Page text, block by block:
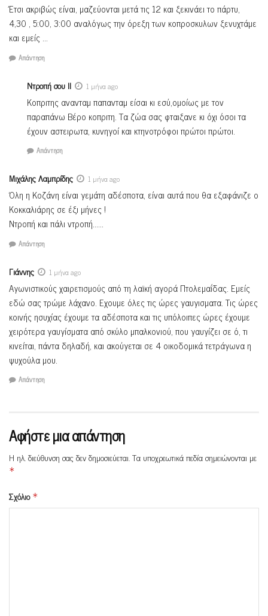
Έτσι ακριβώς είναι, μαζεύονται μετά τις 12 και ξεκινάει το πάρτυ,
4,30 , 5:00, 3:00 αναλόγως την όρεξη των κοπροσκυλων ξενυχτάμε
και εμείς …
Απάντηση
Ντροπή σου ΙΙ 1 μήνα ago
Κοπριτης ανανταμ παπανταμ είσαι κι εσύ,ομοίως με τον
παραπάνω Βέρο κοπριτη. Τα ζώα σας φταιξανε κι όχι όσοι τα
έχουν αστειρωτα, κυνηγοί και κτηνοτρόφοι πρώτοι πρώτοι.
Απάντηση
Μιχάλης Λαμπρίδης 1 μήνα ago
Όλη η Κοζάνη είναι γεμάτη αδέσποτα, είναι αυτά που θα εξαφάνιζε ο
Κοκκαλιάρης σε έξι μήνες !
Ντροπή και πάλι ντροπή……
Απάντηση
Γιάννης 1 μήνα ago
Αγωνιστικούς χαιρετισμούς από τη λαϊκή αγορά Πτολεμαΐδας. Εμείς
εδώ σας τρώμε λάχανο. Εχουμε όλες τις ώρες γαυγισματα. Τις ώρες
κοινής ησυχίας έχουμε τα αδέσποτα και τις υπόλοιπες ώρες έχουμε
χειρότερα γαυγίσματα από σκύλο μπαλκονιού, που γαυγίζει σε ό, τι
κινείται, πάντα δηλαδή, και ακούγεται σε 4 οικοδομικά τετράγωνα η
ψυχούλα μου.
Απάντηση
Αφήστε μια απάντηση
Η ηλ. διεύθυνση σας δεν δημοσιεύεται.Τα υποχρεωτικά πεδία σημειώνονται με
*
Σχόλιο *